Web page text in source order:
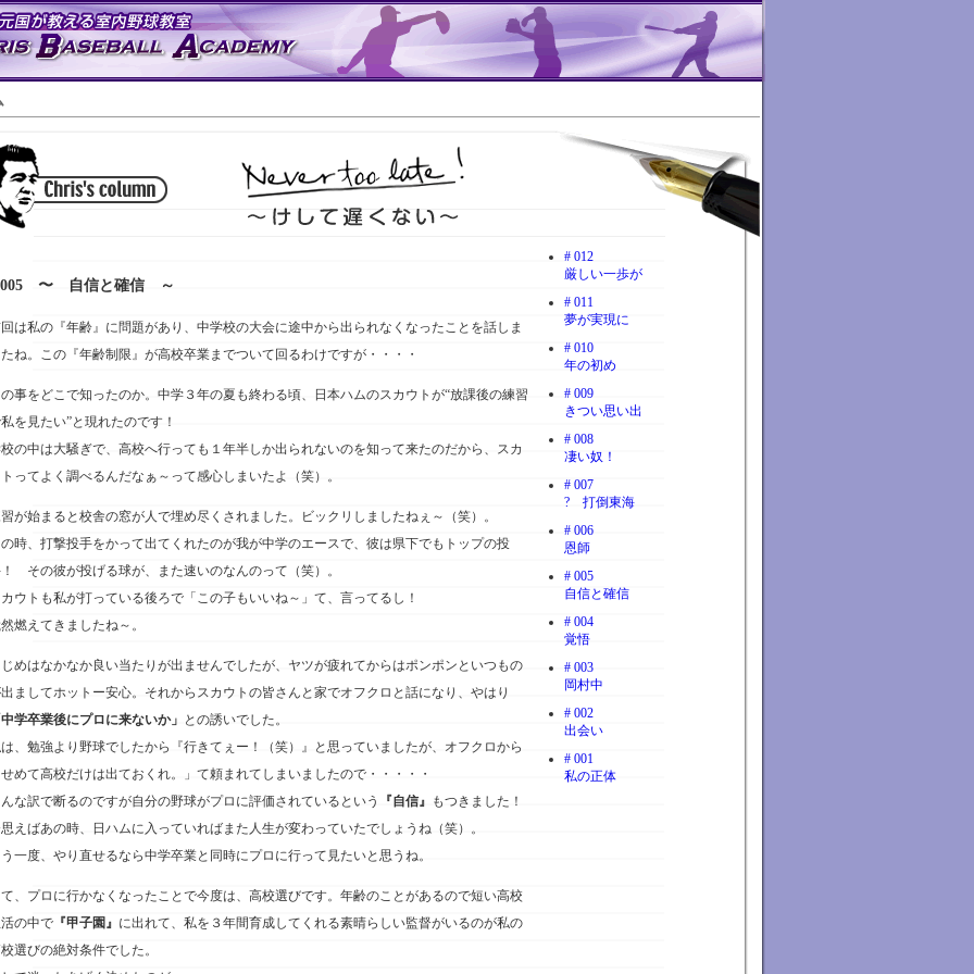
005 〜 自信と確信 ～
は私の『年齢』に問題があり、中学校の大会に途中から出られなくなったことを話しま
ね。この『年齢制限』が高校卒業までついて回るわけですが・・・・
事をどこで知ったのか。中学３年の夏も終わる頃、日本ハムのスカウトが“放課後の練習
を見たい”と現れたのです！
の中は大騒ぎで、高校へ行っても１年半しか出られないのを知って来たのだから、スカ
ってよく調べるんだなぁ～って感心しまいたよ（笑）。
が始まると校舎の窓が人で埋め尽くされました。ビックリしましたねぇ～（笑）。
時、打撃投手をかって出てくれたのが我が中学のエースで、彼は県下でもトップの投
その彼が投げる球が、また速いのなんのって（笑）。
ウトも私が打っている後ろで「この子もいいね～」て、言ってるし！
燃えてきましたね～。
めはなかなか良い当たりが出ませんでしたが、ヤツが疲れてからはポンポンといつもの
ましてホットー安心。それからスカウトの皆さんと家でオフクロと話になり、やはり
学卒業後にプロに来ないか」 との誘いでした。
、勉強より野球でしたから『行きてぇー！（笑）』と思っていましたが、オフクロから
めて高校だけは出ておくれ。」て頼まれてしまいましたので・・・・・
な訳で断るのですが自分の野球がプロに評価されているという
『自信』 もつきました！
えばあの時、日ハムに入っていればまた人生が変わっていたでしょうね（笑）。
一度、やり直せるなら中学卒業と同時にプロに行って見たいと思うね。
、プロに行かなくなったことで今度は、高校選びです。年齢のことがあるので短い高校
の中で 『甲子園』 に出れて、私を３年間育成してくれる素晴らしい監督がいるのが私の
選びの絶対条件でした。
# 012
厳しい一歩が
# 011
夢が実現に
# 010
年の初め
# 009
きつい思い出
# 008
凄い奴！
# 007
? 打倒東海
# 006
恩師
# 005
自信と確信
# 004
覚悟
# 003
岡村中
# 002
出会い
# 001
私の正体